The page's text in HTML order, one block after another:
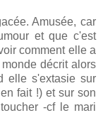
Amusée, car
et que c'est
comment elle a
décrit alors
elle s'extasie sur
fait !) et sur son
-cf le mari